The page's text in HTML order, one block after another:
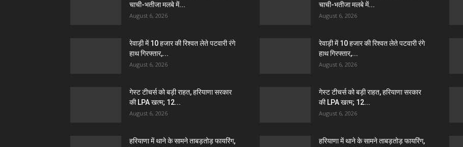
चाची-भतीजा मलबे में...
August 6, 2026
रेवाड़ी में 10 हजार की रिश्वत लेते पटवारी रंगे
हाथ गिरफ्तार,...
August 6, 2026
गेस्ट टीचर्स को बड़ी राहत, हरियाणा सरकार
की LPA खत्म; 12...
August 6, 2026
हरियाणा में थाने के सामने ताबड़तोड़ फायरिंग,
चाची-भतीजा मलबे में...
August 6, 2026
रेवाड़ी में 10 हजार की रिश्वत लेते पटवारी रंगे
हाथ गिरफ्तार,...
August 6, 2026
गेस्ट टीचर्स को बड़ी राहत, हरियाणा सरकार
की LPA खत्म; 12...
August 6, 2026
हरियाणा में थाने के सामने ताबड़तोड़ फायरिंग,